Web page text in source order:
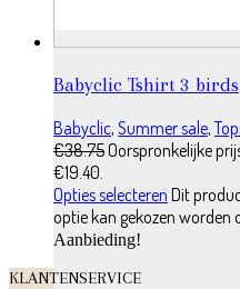
Babyclic Tshirt 3 birds
Babyclic, Summer sale,
€38.75Oorspronkelijke
€19.40.
Opties selecteren Dit
optie kan gekozen worden
Aanbieding!
KLANTENSERVICE